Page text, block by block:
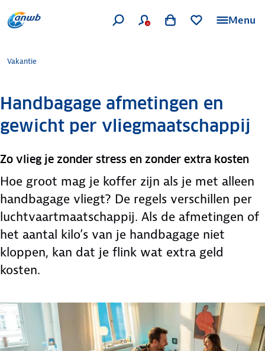
Menu
Vakantie
Handbagage afmetingen en
gewicht per vliegmaatschappij
Zo vlieg je zonder stress en zonder extra kosten
Hoe groot mag je koffer zijn als je met alleen
handbagage vliegt? De regels verschillen per
luchtvaartmaatschappij. Als de afmetingen of
het aantal kilo’s van je handbagage niet
kloppen, kan dat je flink wat extra geld
kosten.